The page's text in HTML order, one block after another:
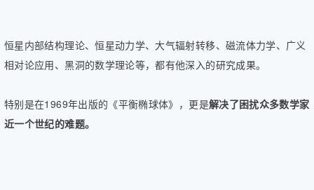
恒星内部结构理论、恒星动力学、大气辐射转移、磁流体力学、广义
相对论应用、黑洞的数学理论等，都有他深入的研究成果。
特别是在1969年出版的《平衡椭球体》，更是解决了困扰众多数学家
近一个世纪的难题。